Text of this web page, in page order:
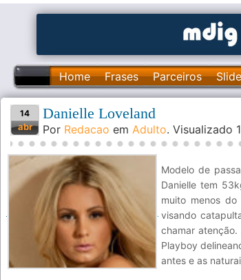
Home Frases Parceiros
14
abr
Danielle Loveland
Por Redacao em Adulto. Visualizado
Modelo de
Danielle tem
muito menos
visando
chamar
Playboy
antes e as